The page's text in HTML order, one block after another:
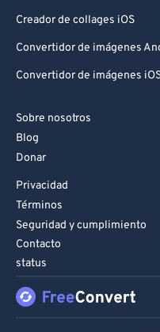
Creador de collages iOS
Convertidor de imágenes
Convertidor de imágenes
Sobre nosotros
Blog
Donar
Privacidad
Términos
Seguridad y cumplimiento
Contacto
status